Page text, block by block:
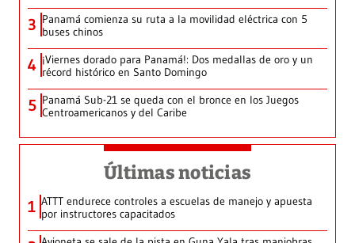
3 Panamá comienza su ruta a la movilidad eléctrica con 5
buses chinos
4 ¡Viernes dorado para Panamá!: Dos medallas de oro y un
récord histórico en Santo Domingo
5 Panamá Sub-21 se queda con el bronce en los Juegos
Centroamericanos y del Caribe
Últimas noticias
1 ATTT endurece controles a escuelas de manejo y apuesta
por instructores capacitados